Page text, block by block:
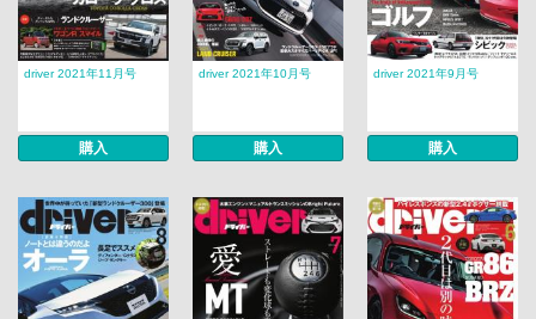
driver 2021年11月号
購入
driver 2021年10月号
購入
driver 2021年9月号
購入